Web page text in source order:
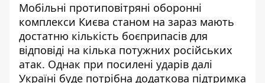
Мобільні протиповітряні оборонні
комплекси Києва станом на зараз мають
достатню кількість боєприпасів для
відповіді на кілька потужних російських
атак. Однак при посилені ударів далі
Україні буде потрібна додаткова підтримка